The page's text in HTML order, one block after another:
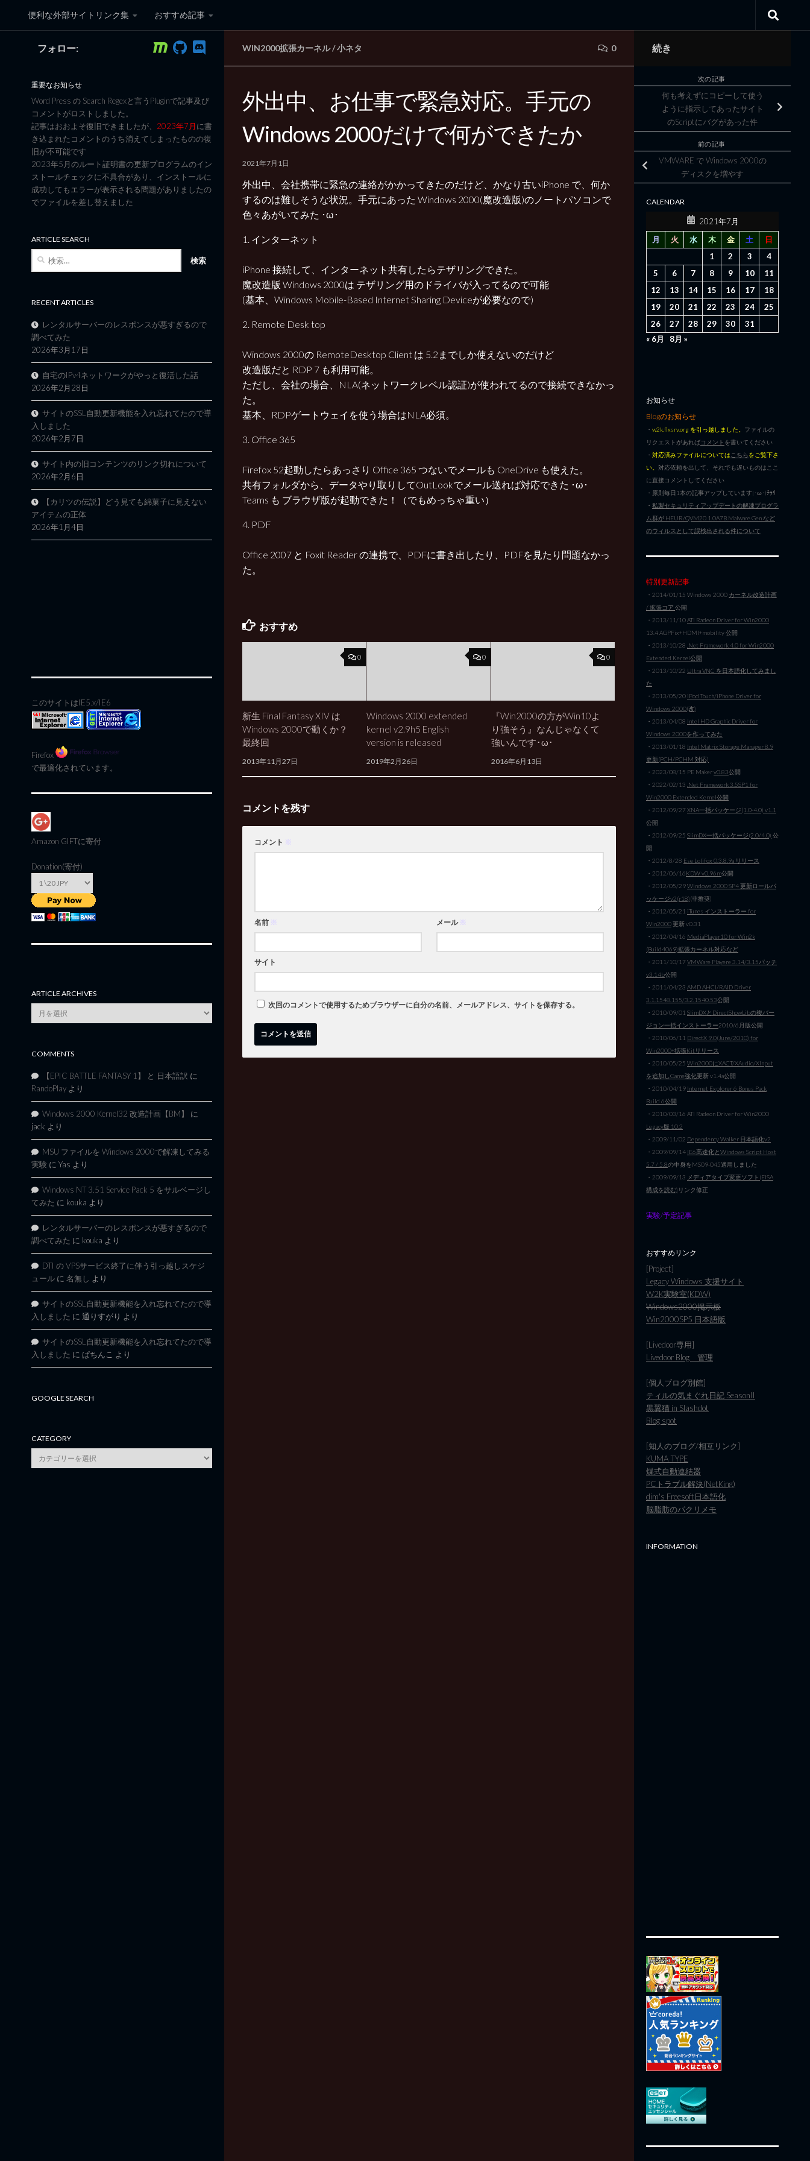
コンテンツへスキップ
便利な外部サイトリンク集 おすすめ記事
黒翼猫のコンピュータ日記 3rd Edition
WIN2000拡張カーネル/小ネタ 0
外出中、お仕事で緊急対応。手元の
Windows 2000だけで何ができたか
2021年7月1日
外出中、会社携帯に緊急の連絡がかかってきたのだけど、かなり古いiPhone で、何か
するのは難しそうな状況。手元にあった Windows 2000(魔改造版)のノートパソコンで
色々あがいてみた ･ω･
1. インターネット
iPhone 接続して、インターネット共有したらテザリングできた。
魔改造版 Windows 2000は テザリング用のドライバが入ってるので可能
(基本、Windows Mobile-Based Internet Sharing Deviceが必要なので)
2. Remote Desk top
Windows 2000の RemoteDesktop Client は 5.2までしか使えないのだけど
改造版だと RDP 7 も利用可能。
ただし、会社の場合、NLA(ネットワークレベル認証)が使われてるので接続できなかっ
た。
基本、RDPゲートウェイを使う場合はNLA必須。
3. Office 365
Firefox 52起動したらあっさり Office 365 つないでメールも OneDrive も使えた。
共有フォルダから、データやり取りしてOutLookでメール送れば対応できた ･ω･
Teams も ブラウザ版が起動できた！（でもめっちゃ重い）
4. PDF
Office 2007 と Foxit Reader の連携で、PDFに書き出したり、PDFを見たり問題なかっ
た。
おすすめ
0
新生 Final Fantasy XIV は
Windows 2000で動くか？
最終回
2013年11月27日
0
Windows 2000 extended
kernel v2.9h5 English
version is released
2019年2月26日
0
『Win2000の方がWin10よ
り強そう』なんじゃなくて
強いんです･ω･
2016年6月13日
コメントを残す
コメント ※
名前 ※ メール ※
サイト
次回のコメントで使用するためブラウザーに自分の名前、メールアドレス、サイトを保存する。
フォロー:
重要なお知らせ
Word Press の Search Regexと言うPluginで記事及び
コメントがロストしました。
記事はおおよそ復旧できましたが、 2023年7月に書
き込まれたコメントのうち消えてしまったものの復
旧が不可能です
2023年5月のルート証明書の更新プログラムのイン
ストールチェックに不具合があり、インストールに
成功してもエラーが表示される問題がありましたの
でファイルを差し替えました
ARTICLE SEARCH
RECENT ARTICLES
レンタルサーバーのレスポンスが悪すぎるので
調べてみた
2026年3月17日
自宅のIPv4ネットワークがやっと復活した話
2026年2月28日
サイトのSSL自動更新機能を入れ忘れてたので導
入しました
2026年2月7日
サイト内の旧コンテンツのリンク切れについて
2026年2月6日
【カリツの伝説】どう見ても綿菓子に見えない
アイテムの正体
2026年1月4日
このサイトはIE5.x/IE6
Firefox
で最適化されています。
Amazon GIFTに寄付
Donation(寄付)
ARTICLE ARCHIVES
Article
Archives
COMMENTS
【EPIC BATTLE FANTASY 1】 と 日本語訳 に
RandoPlay より
Windows 2000 Kernel32 改造計画【BM】
に
jack より
MSU ファイルを Windows 2000で解凍してみる
実験 に Yas より
Windows NT 3.51 Service Pack 5 をサルベージし
てみた に kouka より
レンタルサーバーのレスポンスが悪すぎるので
調べてみた に kouka より
DTI の VPSサービス終了に伴う引っ越しスケジ
ュール に 名無し より
サイトのSSL自動更新機能を入れ忘れてたので導
入しました に 通りすがり より
サイトのSSL自動更新機能を入れ忘れてたので導
入しました に ぱちんこ より
GOOGLE SEARCH
CATEGORY
category
続き
次の記事
何も考えずにコピーして使う
ように指示してあったサイト
のScriptにバグがあった件
前の記事
VMWARE で Windows 2000の
ディスクを増やす
CALENDAR
2021年7月
月
火 水 木 金 土
日
1
2 3
4
5
6 7 8 9 10
11
12
13 14 15 16 17
18
19
20 21 22 23 24
25
26
27 28 29 30
31
« 6月
8月 »
お知らせ
Blogのお知らせ
・ w2k.flxsrv.org を引っ越しました。 ファイルの
リクエストがあればコメント を書いてください
・ 対応済みファイルについては こちらをご覧下さ
い。 対応依頼を出して、それでも遅いものはここ
に直接コメントしてください
・原則毎日1本の記事アップしています|･ω･)ﾁﾗﾘ
・ 私製セキュリティアップデートの解凍プログラ
ム群が HEUR/QVM20.1.0A7B.Malware.Gen など
のウィルスとして誤検出される件について
特別更新記事
・2014/01/15 Windows 2000 カーネル改造計画
/ 拡張コア 公開
・2013/11/10ATI Radeon Driver for Win2000
13.4 AGPFix+HDMI+mobility 公開
・2013/10/28 .Net Framework 4.0 for Win2000
Extended Kernel公開
・2013/10/22 Ultra VNC を日本語化してみまし
た
・2013/05/20 iPod Touch/iPhone Driver for
Windows 2000(改)
・2013/04/08 Intel HD Graphic Driver for
Windows 2000を作ってみた
・2013/01/18 Intel Matrix Storage Manager 8.9
更新(PCH/PCHM 対応)
・2023/08/15 PE Makerv0.83公開
・2022/02/13 .Net Framework 3.5SP1 for
Win2000 Extended Kernel公開
・2012/09/27XNA一括パッケージ(1.0-4.0) v1.1
公開
・2012/09/25 SlimDX一括パッケージ(2.0/4.0) 公
開
・2012/8/28 Ese Lolifox 0.3.8.9a リリース
・2012/06/16KDW v0.96m公開
・2012/05/29Windows 2000 SP4 更新ロールパ
ッケージv2(r18)(非推奨)
・2012/05/21 iTunes インストーラー for
Win2000更新 v0.31
・2012/04/16 MediaPlayer10 for Win2k
(Build4069)拡張カーネル対応など
・2011/10/17VMWare Playere 3.14/3.15パッチ
v3.14b公開
・2011/04/23 AMD AHCI/RAID Driver
3.1.1548.155/3.2.1540.53公開
・2010/09/01 SlimDXとDirectShowLibの複バー
ジョン一括インストーラー2010/6月版公開
・2010/06/11 DirectX 9.0(June/2010) for
Win2000+拡張Kitリリース
・2010/05/25 Win2000にXACT/XAudio/XInput
を追加しGame強化更新 v1.4a公開
・2010/04/19 Internet Explorer 6 Bonus Pack
Build 6公開
・2010/03/16 ATI Radeon Driver for Win2000
Legacy版 10.2
・2009/11/02 Dependency Walker 日本語化v2
・2009/09/14 IE6高速化とWindows Script Host
5.7 / 5.8の中身をMS09-045適用しました
・2009/09/13 メディアタイプ変更ソフト(EISA
構成を読む) リンク修正
実験/予定記事
おすすめリンク
[Project]
Legacy Windows 支援サイト
W2K実験室(KDW)
Windows2000掲示板
Win2000SP5 日本語版
[Livedoor専用]
Livedoor Blog 管理
[個人ブログ別館]
ティルの気まぐれ日記 SeasonII
黒翼猫 in Slashdot
Blog spot
[知人のブログ/相互リンク]
KUMA TYPE
煤式自動連結器
PCトラブル解決(NetKing)
dim's Freesoft日本語化
脳脂肪のパクリメモ
INFORMATION